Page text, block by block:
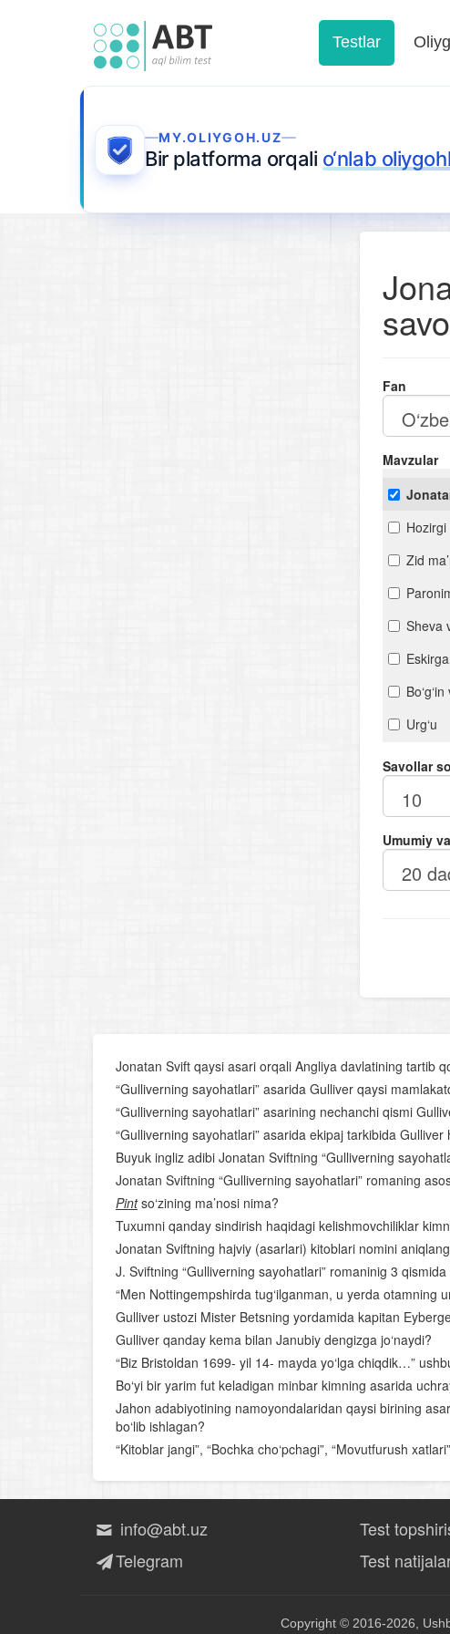
Testlar
MY.OLIYGOH.UZ
Bir platforma orqali o‘nlab
Fan
Mavzular
Hozirgi
Zid
Sheva
Urg‘u
Sifat
Qofiya
Ahmad
O‘rta
Lutfiy
Alisher
Savollar
Umumiy
Jonatan Svift qaysi asari orqali Angliya davlatining tartib
“Gulliverning sayohatlari” asarida Gulliver qaysi
“Gulliverning sayohatlari” asarining nechanchi qismi
“Gulliverning sayohatlari” asarida ekipaj tarkibida
Buyuk ingliz adibi Jonatan Sviftning “Gulliverning
Jonatan Sviftning “Gulliverning sayohatlari” romaning
Pintso‘zining ma’nosi nima?
Tuxumni qanday sindirish haqidagi kelishmovchiliklar
Jonatan Sviftning hajviy (asarlari) kitoblari nomini
J. Sviftning “Gulliverning sayohatlari” romaninig 3
“Men Nottingempshirda tug‘ilganman, u yerda
Gulliver ustozi Mister Betsning yordamida kapitan
Gulliver qanday kema bilan Janubiy dengizga jo‘naydi?
“Biz Bristoldan 1699- yil 14- mayda yo‘lga chiqdik…”
Bo‘yi bir yarim fut keladigan minbar kimning asarida
Jahon adabiyotining namoyondalaridan qaysi birining
bo‘lib ishlagan?
“Kitoblar jangi”, “Bochka cho‘pchagi”, “Movutfurush
info@abt.uz
Telegram
Test
Test
Copyright © 2016-2026,